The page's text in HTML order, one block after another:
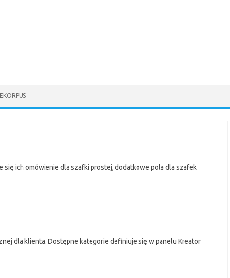
EKORPUS
ich omówienie dla szafki prostej, dodatkowe pola dla szafek
dla klienta. Dostępne kategorie definiuje się w panelu Kreator